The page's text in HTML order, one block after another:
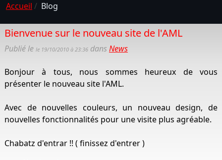
Accueil / Blog
Bienvenue sur le nouveau site de l'AML
Publié le le 19/10/2010 à 23:36dans News
Bonjour à tous, nous sommes heureux de vous
présenter le nouveau site l'AML.
Avec de nouvelles couleurs, un nouveau design, de
nouvelles fonctionnalités pour une visite plus agréable.
Chabatz d'entrar !! ( finissez d'entrer )